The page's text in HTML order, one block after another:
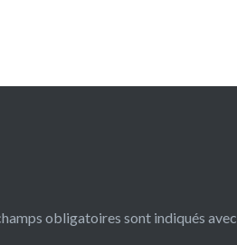
obligatoires sont indiqués avec